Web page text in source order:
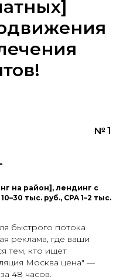
№ 1
на район], лендинг с
тыс. руб., CPA 1–2 тыс.
быстрого потока
реклама, где ваши
тем, кто ищет
Москва цена" —
48 часов.